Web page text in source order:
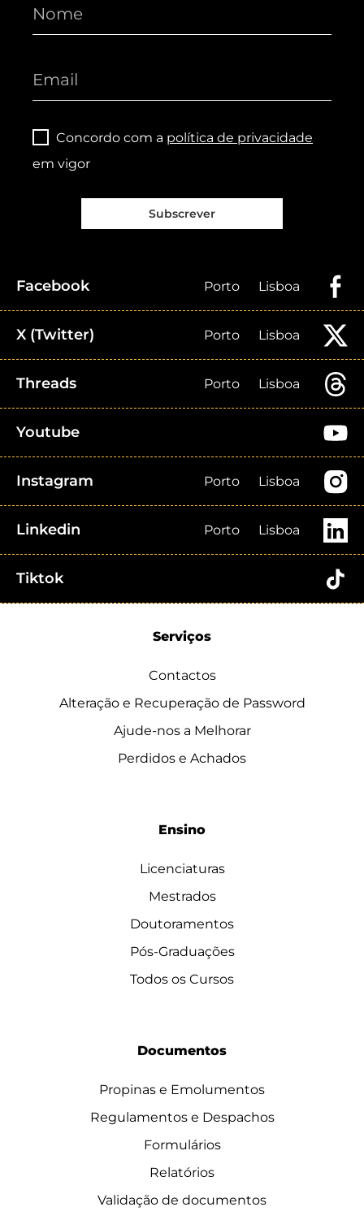
Concordo com a política de privacidade
em vigor
Subscrever
Facebook Porto Lisboa
X (Twitter) Porto Lisboa
Threads Porto Lisboa
Youtube
Instagram Porto Lisboa
Linkedin Porto Lisboa
Tiktok
Serviços
Contactos
Alteração e Recuperação de Password
Ajude-nos a Melhorar
Perdidos e Achados
Ensino
Licenciaturas
Mestrados
Doutoramentos
Pós-Graduações
Todos os Cursos
Documentos
Propinas e Emolumentos
Regulamentos e Despachos
Formulários
Relatórios
Validação de documentos